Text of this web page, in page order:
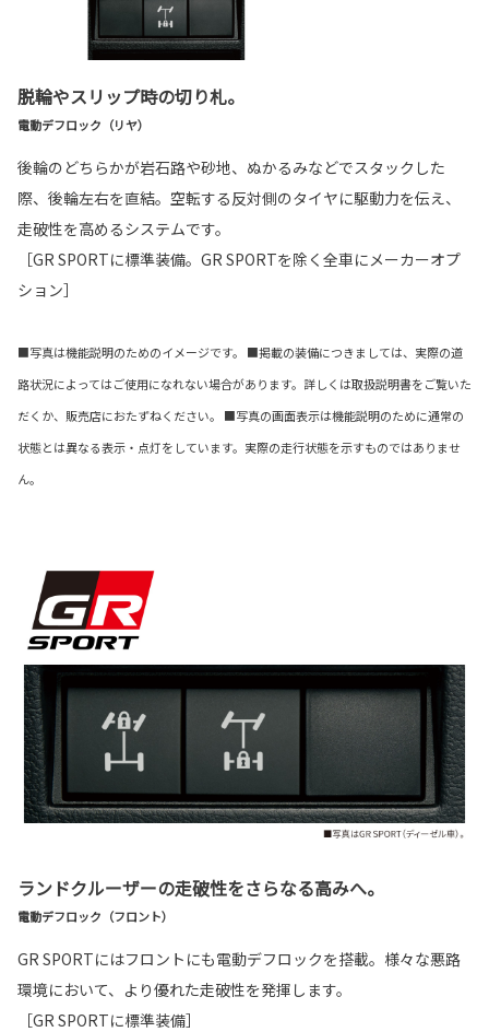
脱輪やスリップ時の切り札。
電動デフロック（リヤ）
後輪のどちらかが岩石路や砂地、ぬかるみなどでスタックした
際、後輪左右を直結。空転する反対側のタイヤに駆動力を伝え、
走破性を高めるシステムです。
［GR SPORTに標準装備。GR SPORTを除く全車にメーカーオプ
ション］
■写真は機能説明のためのイメージです。 ■掲載の装備につきましては、実際の道
路状況によってはご使用になれない場合があります。詳しくは取扱説明書をご覧いた
だくか、販売店におたずねください。 ■写真の画面表示は機能説明のために通常の
状態とは異なる表示・点灯をしています。実際の走行状態を示すものではありませ
ん。
ランドクルーザーの走破性をさらなる高みへ。
電動デフロック（フロント）
GR SPORTにはフロントにも電動デフロックを搭載。様々な悪路
環境において、より優れた走破性を発揮します。
［GR SPORTに標準装備］